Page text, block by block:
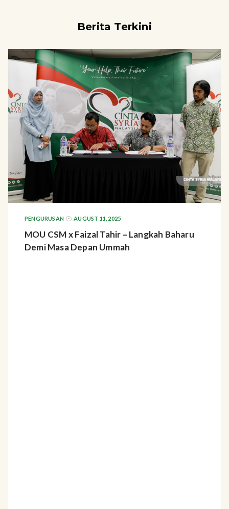
Berita Terkini
PENGURUSAN AUGUST 11, 2025
MOU CSM x Faizal Tahir – Langkah Baharu
Demi Masa Depan Ummah